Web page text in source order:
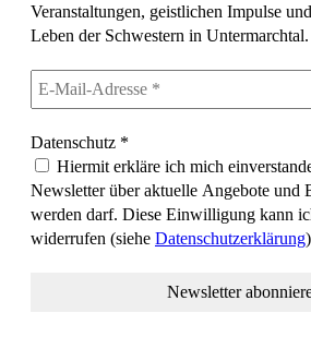
Veranstaltungen, geistlichen Impulse
Leben der Schwestern in Untermarchtal.
Datenschutz *
Hiermit erkläre ich mich
Newsletter über aktuelle Angebote und
werden darf. Diese Einwilligung kann
widerrufen (siehe Datenschutzerklärung